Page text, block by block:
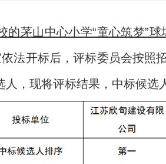
的茅山中心小学“童心筑梦”球
法开标后，评标委员会按照
，现将评标结果，中标候选